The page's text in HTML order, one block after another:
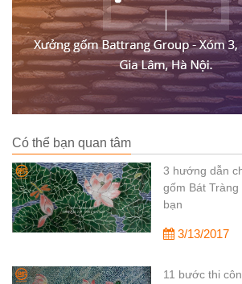
Có thể bạn quan tâm
3 hướng dẫn
gốm Bát
bạn
3/13/2017
11 bước thi